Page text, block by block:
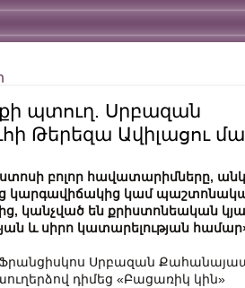
պտուղ. Սրբազան
Թերեզա Ավիլացու
բոլոր հավատարիմները,
կարգավիճակից կամ
կանչված են քրիստոնեական
և սիրո կատարելության
Սրբազան
դիմեց «Բացառիկ կին»